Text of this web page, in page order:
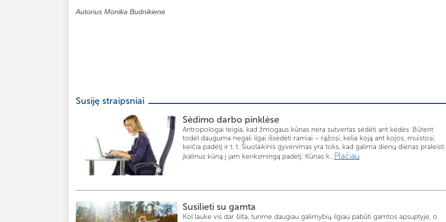
Autorius Monika Budnikienė
Susiję straipsniai
Sėdimo darbo pinklėse
Antropologai teigia, kad žmogaus kūnas nėra sutvertas sėdėti ant kėdės. Būtent
todėl dauguma negali ilgai išsėdėti ramiai – rąžosi, kelia koją ant kojos, muistosi,
keičia padėtį ir t. t. Šiuolaikinis gyvenimas yra toks, kad galima dienų dienas praleisti
įkalinus kūną į jam kenksmingą padėtį. Kūnas k...Plačiau
Susilieti su gamta
Kol lauke vis dar šilta, turime daugiau galimybių ilgiau pabūti gamtos apsuptyje, o